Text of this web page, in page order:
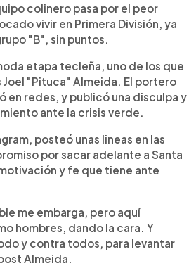
colinero pasa por el peor
vivir en Primera División, ya
"B", sin puntos.
etapa tecleña, uno de los que
Joel "Pituca" Almeida. El portero
en redes, y publicó una disculpa y
ante la crisis verde.
posteó unas lineas en las
por sacar adelante a Santa
y fe que tiene ante
me embarga, pero aquí
hombres, dando la cara. Y
y contra todos, para levantar
Almeida.